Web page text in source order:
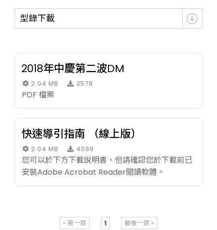
休息公告
型錄下載
2018年中慶第二波DM
2.04 MB 3578
PDF 檔案
快速導引指南 （線上版）
2.04 MB 4089
您可以於下方下載說明書，但請確認您於下載前已
安裝Adobe Acrobat Reader閱讀軟體。
« 第一頁 1 最後一頁 »